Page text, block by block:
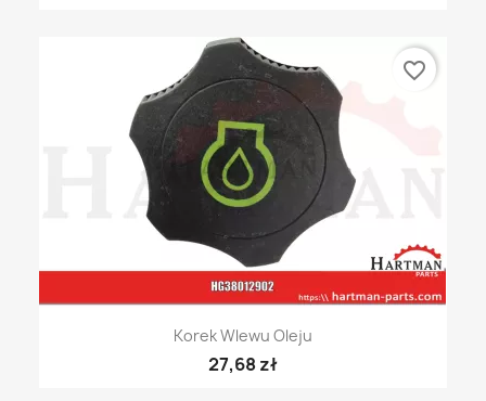
Korek Wlewu Oleju
27,68 zł
favorite_border